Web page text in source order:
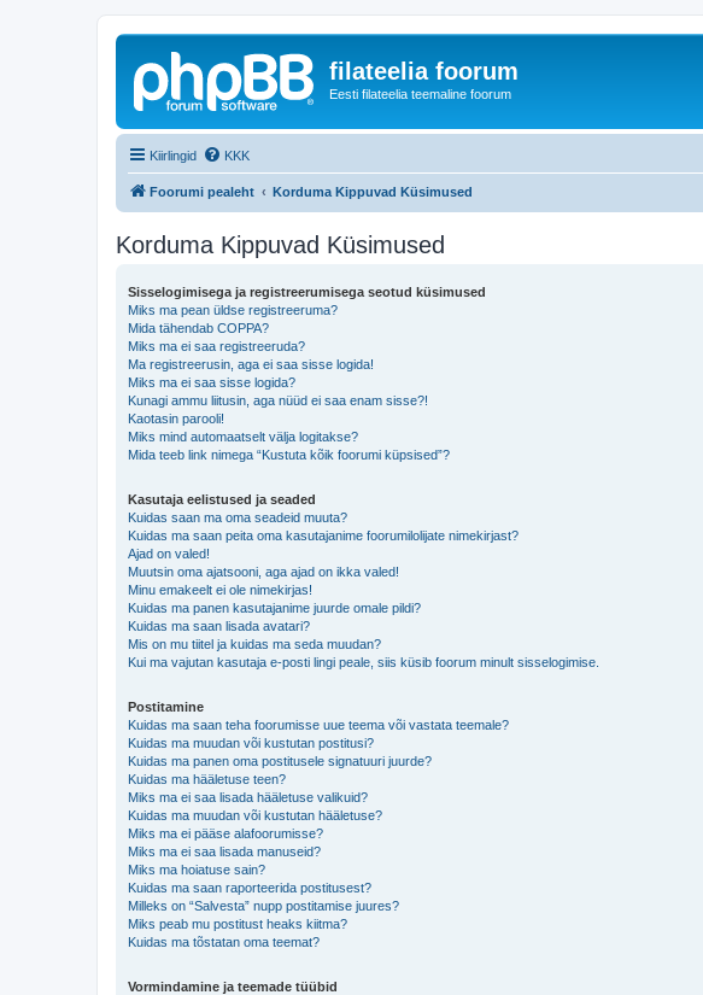
filateelia foorum
Eesti filateelia teemaline foorum
Kiirlingid KKK
Foorumi pealeht Korduma Kippuvad Küsimused
Korduma Kippuvad Küsimused
Sisselogimisega ja registreerumisega seotud küsimused
Miks ma pean üldse registreeruma?
Mida tähendab COPPA?
Miks ma ei saa registreeruda?
Ma registreerusin, aga ei saa sisse logida!
Miks ma ei saa sisse logida?
Kunagi ammu liitusin, aga nüüd ei saa enam sisse?!
Kaotasin parooli!
Miks mind automaatselt välja logitakse?
Mida teeb link nimega “Kustuta kõik foorumi küpsised”?
Kasutaja eelistused ja seaded
Kuidas saan ma oma seadeid muuta?
Kuidas ma saan peita oma kasutajanime foorumilolijate nimekirjast?
Ajad on valed!
Muutsin oma ajatsooni, aga ajad on ikka valed!
Minu emakeelt ei ole nimekirjas!
Kuidas ma panen kasutajanime juurde omale pildi?
Kuidas ma saan lisada avatari?
Mis on mu tiitel ja kuidas ma seda muudan?
Kui ma vajutan kasutaja e-posti lingi peale, siis küsib foorum minult sisselogimise.
Postitamine
Kuidas ma saan teha foorumisse uue teema või vastata teemale?
Kuidas ma muudan või kustutan postitusi?
Kuidas ma panen oma postitusele signatuuri juurde?
Kuidas ma hääletuse teen?
Miks ma ei saa lisada hääletuse valikuid?
Kuidas ma muudan või kustutan hääletuse?
Miks ma ei pääse alafoorumisse?
Miks ma ei saa lisada manuseid?
Miks ma hoiatuse sain?
Kuidas ma saan raporteerida postitusest?
Milleks on “Salvesta” nupp postitamise juures?
Miks peab mu postitust heaks kiitma?
Kuidas ma tõstatan oma teemat?
Vormindamine ja teemade tüübid